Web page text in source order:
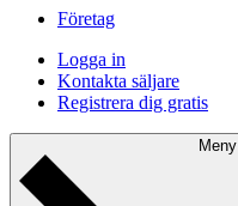
Företag
Logga in
Kontakta säljare
Registrera dig gratis
Meny